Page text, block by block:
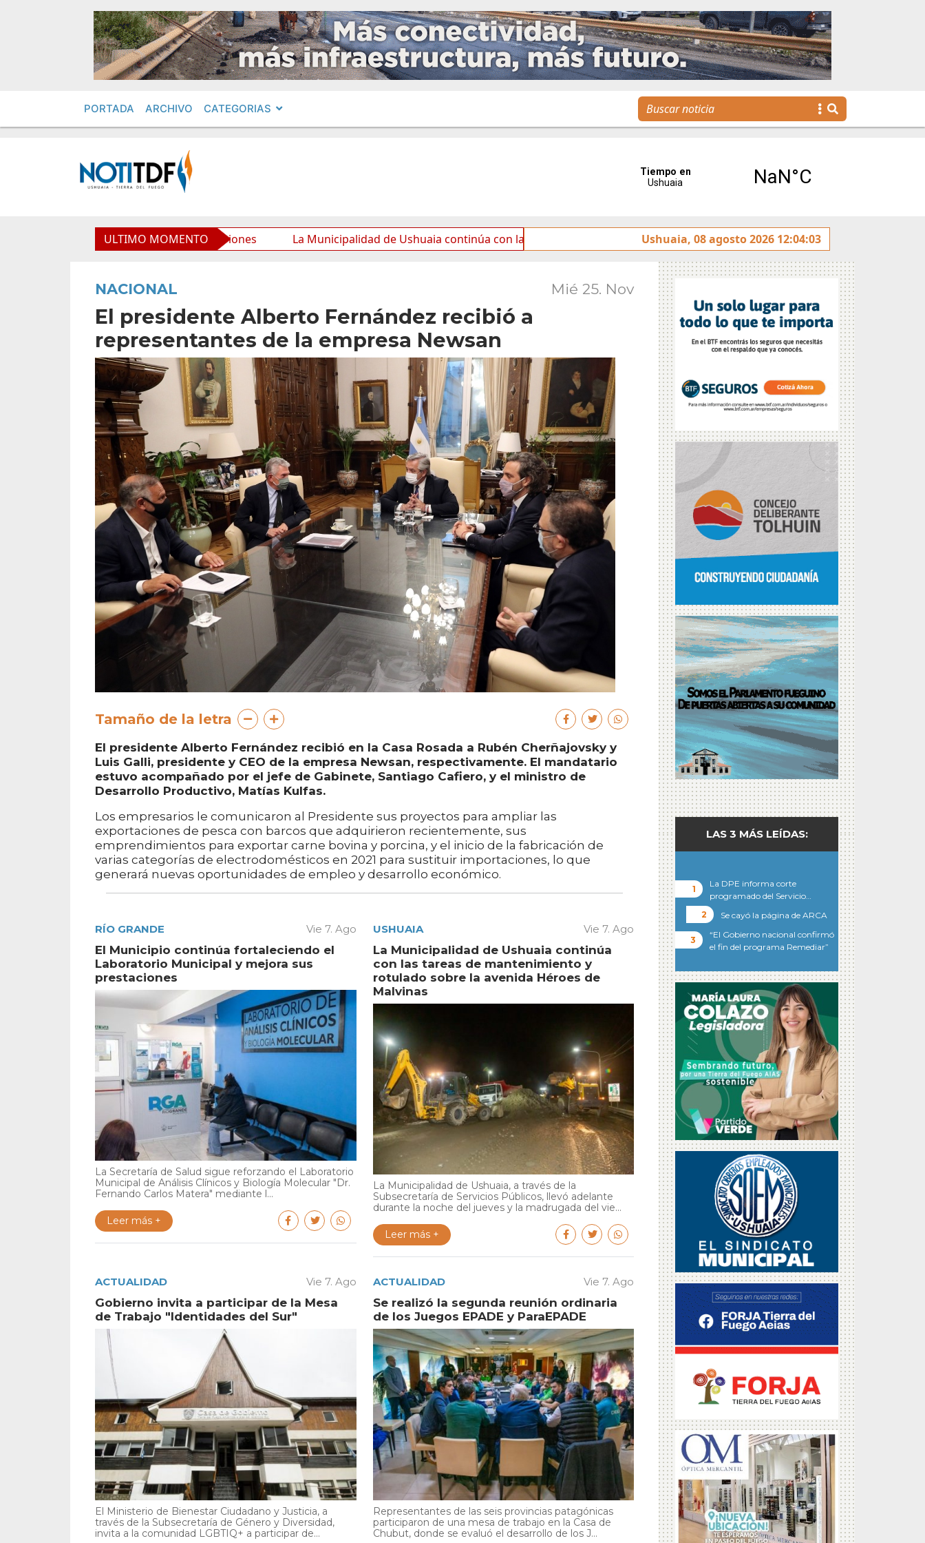
PORTADA ARCHIVO CATEGORIAS
ULTIMO MOMENTO
Municipal y mejora sus prestaciones La Municipalidad de Ushuaia continúa con las tareas de mantenimiento y rotulado sobre la avenida Héroes de Malvinas
Ushuaia, 08 agosto 2026 12:04:03
NACIONAL Mié 25. Nov
El presidente Alberto Fernández recibió a
representantes de la empresa Newsan
Tamaño de la letra
El presidente Alberto Fernández recibió en la Casa Rosada a Rubén Cherñajovsky y
Luis Galli, presidente y CEO de la empresa Newsan, respectivamente. El mandatario
estuvo acompañado por el jefe de Gabinete, Santiago Cafiero, y el ministro de
Desarrollo Productivo, Matías Kulfas.
Los empresarios le comunicaron al Presidente sus proyectos para ampliar las
exportaciones de pesca con barcos que adquirieron recientemente, sus
emprendimientos para exportar carne bovina y porcina, y el inicio de la fabricación de
varias categorías de electrodomésticos en 2021 para sustituir importaciones, lo que
generará nuevas oportunidades de empleo y desarrollo económico.
RÍO GRANDE Vie 7. Ago
El Municipio continúa fortaleciendo el
Laboratorio Municipal y mejora sus
prestaciones
La Secretaría de Salud sigue reforzando el Laboratorio
Municipal de Análisis Clínicos y Biología Molecular "Dr.
Fernando Carlos Matera" mediante l...
Leer más +
USHUAIA Vie 7. Ago
La Municipalidad de Ushuaia continúa
con las tareas de mantenimiento y
rotulado sobre la avenida Héroes de
Malvinas
La Municipalidad de Ushuaia, a través de la
Subsecretaría de Servicios Públicos, llevó adelante
durante la noche del jueves y la madrugada del vie...
Leer más +
ACTUALIDAD Vie 7. Ago
Gobierno invita a participar de la Mesa
de Trabajo "Identidades del Sur"
El Ministerio de Bienestar Ciudadano y Justicia, a
través de la Subsecretaría de Género y Diversidad,
invita a la comunidad LGBTIQ+ a participar de...
ACTUALIDAD Vie 7. Ago
Se realizó la segunda reunión ordinaria
de los Juegos EPADE y ParaEPADE
Representantes de las seis provincias patagónicas
participaron de una mesa de trabajo en la Casa de
Chubut, donde se evaluó el desarrollo de los J...
LAS 3 MÁS LEÍDAS:
La DPE informa corte
programado del Servicio…
Se cayó la página de ARCA
“El Gobierno nacional confirmó
el fin del programa Remediar”